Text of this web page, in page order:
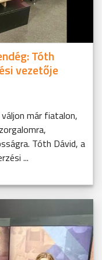
Tóth
vezetője
már fiatalon,
Tóth Dávid, a
...